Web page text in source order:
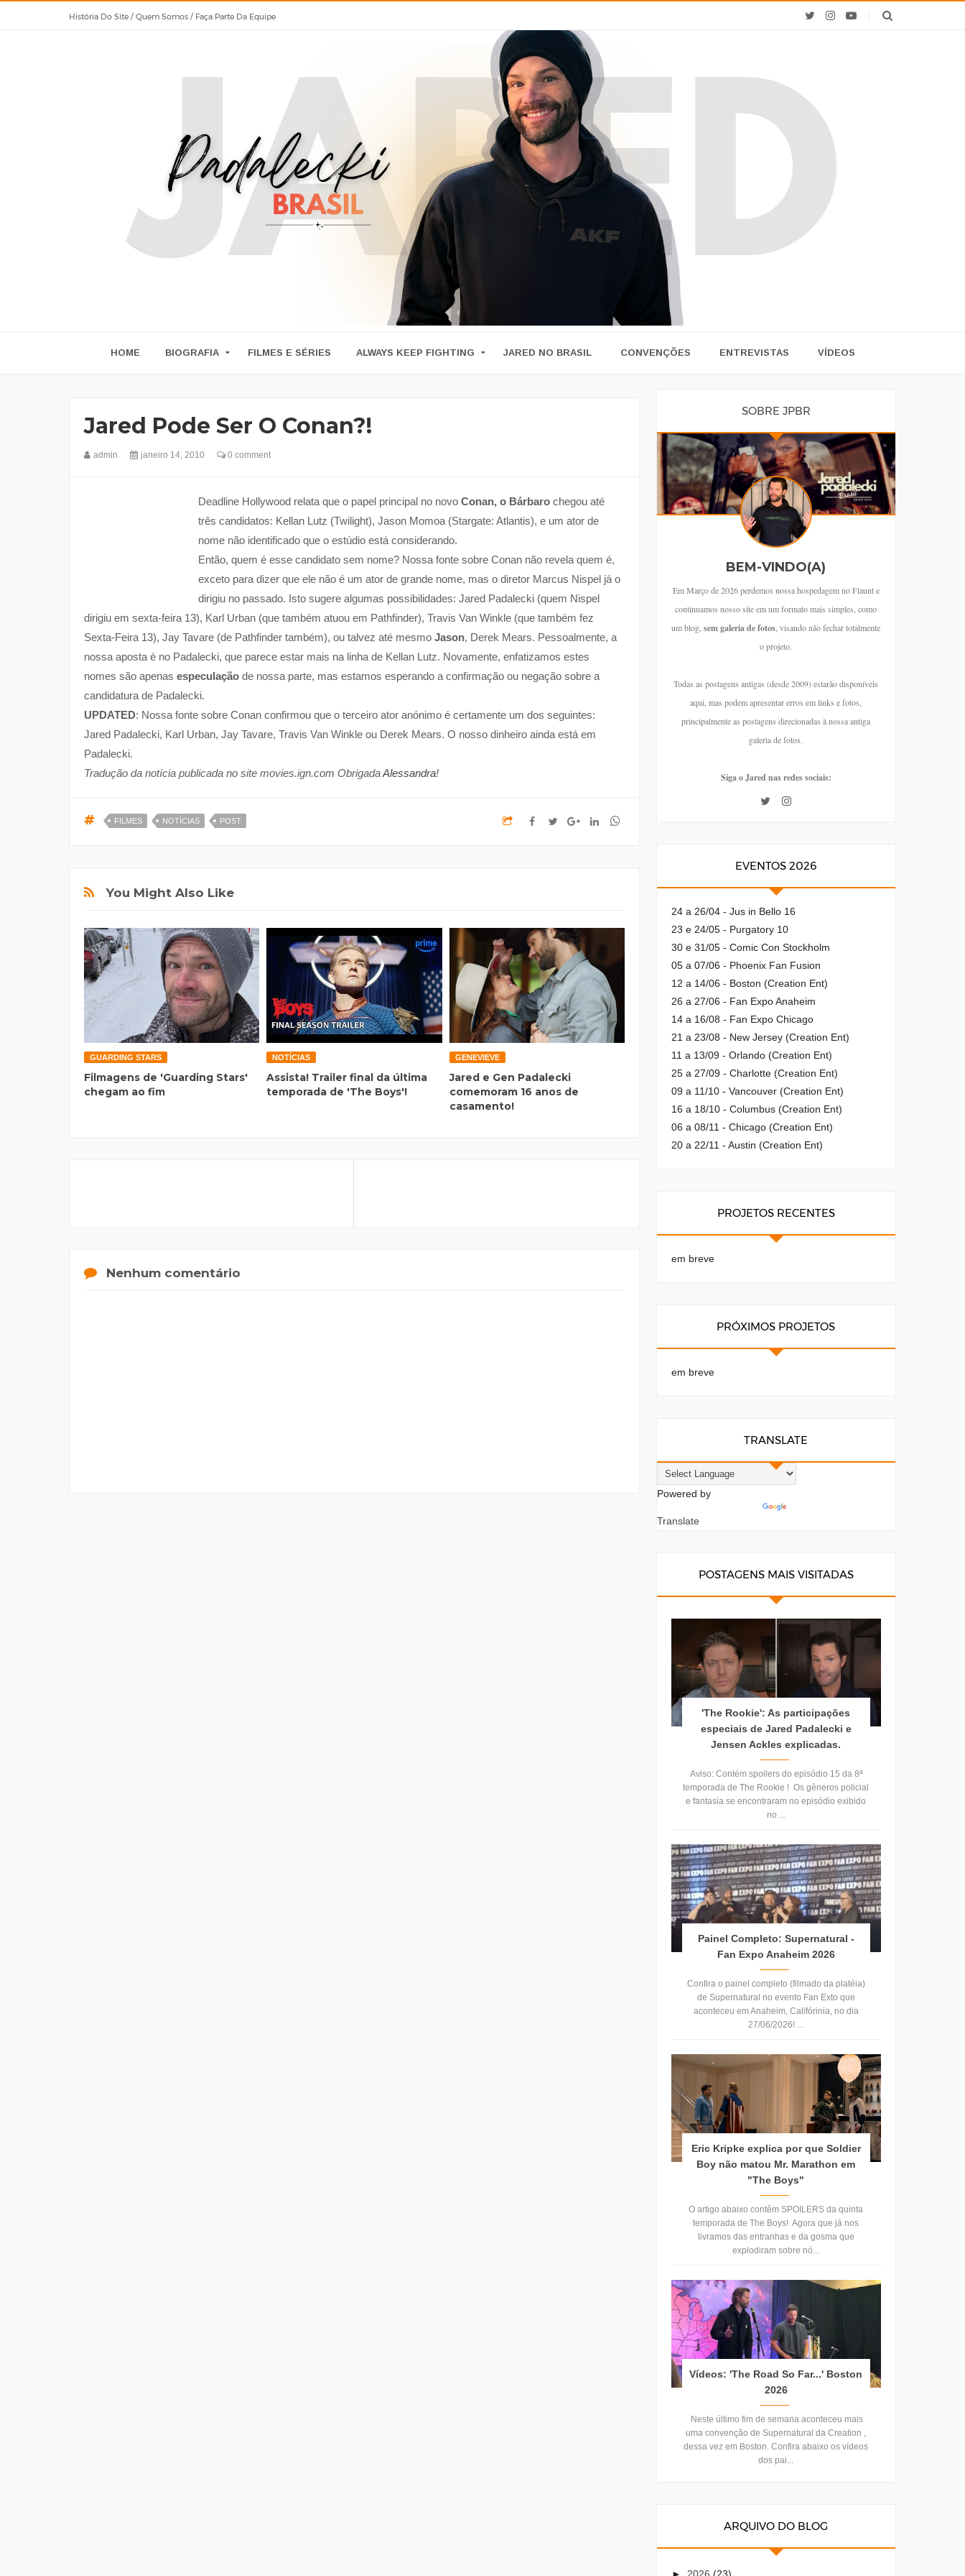
História Do Site / Quem Somos / Faça Parte Da Equipe
HOME BIOGRAFIA FILMES E SÉRIES ALWAYS KEEP FIGHTING JARED NO BRASIL CONVENÇÕES ENTREVISTAS VÍDEOS
Jared Pode Ser O Conan?!
admin janeiro 14, 2010 0 comment
Deadline Hollywood relata que o papel principal no novo Conan, o Bárbaro chegou até
três candidatos: Kellan Lutz (Twilight), Jason Momoa (Stargate: Atlantis), e um ator de
nome não identificado que o estúdio está considerando.
Então, quem é esse candidato sem nome? Nossa fonte sobre Conan não revela quem é,
exceto para dizer que ele não é um ator de grande nome, mas o diretor Marcus Nispel já o
dirigiu no passado. Isto sugere algumas possibilidades: Jared Padalecki (quem Nispel
dirigiu em sexta-feira 13), Karl Urban (que também atuou em Pathfinder), Travis Van Winkle (que também fez
Sexta-Feira 13), Jay Tavare (de Pathfinder também), ou talvez até mesmo Jason, Derek Mears. Pessoalmente, a
nossa aposta é no Padalecki, que parece estar mais na linha de Kellan Lutz. Novamente, enfatizamos estes
nomes são apenas especulação de nossa parte, mas estamos esperando a confirmação ou negação sobre a
candidatura de Padalecki.
UPDATED: Nossa fonte sobre Conan confirmou que o terceiro ator anónimo é certamente um dos seguintes:
Jared Padalecki, Karl Urban, Jay Tavare, Travis Van Winkle ou Derek Mears. O nosso dinheiro ainda está em
Padalecki.
Tradução da notícia publicada no site movies.ign.com ObrigadaAlessandra!
FILMES NOTÍCIAS POST
You Might Also Like
GUARDING STARS
Filmagens de 'Guarding Stars'
chegam ao fim
NOTÍCIAS
Assista! Trailer final da última
temporada de 'The Boys'!
GENEVIEVE
Jared e Gen Padalecki
comemoram 16 anos de
casamento!
Nenhum comentário
SOBRE JPBR
BEM-VINDO(A)
Em Março de 2026 perdemos nossa hospedagem no Flaunt e
continuamos nosso site em um formato mais simples, como
um blog,sem galeria de fotos, visando não fechar totalmente
o projeto.
Todas as postagens antigas (desde 2009) estarão disponíveis
aqui, mas podem apresentar erros em links e fotos,
principalmente as postagens direcionadas à nossa antiga
galeria de fotos.
Siga o Jared nas redes sociais:
EVENTOS 2026
24 a 26/04 - Jus in Bello 16
23 e 24/05 - Purgatory 10
30 e 31/05 - Comic Con Stockholm
05 a 07/06 - Phoenix Fan Fusion
12 a 14/06 - Boston (Creation Ent)
26 a 27/06 - Fan Expo Anaheim
14 a 16/08 - Fan Expo Chicago
21 a 23/08 - New Jersey (Creation Ent)
11 a 13/09 - Orlando (Creation Ent)
25 a 27/09 - Charlotte (Creation Ent)
09 a 11/10 - Vancouver (Creation Ent)
16 a 18/10 - Columbus (Creation Ent)
06 a 08/11 - Chicago (Creation Ent)
20 a 22/11 - Austin (Creation Ent)
PROJETOS RECENTES
em breve
PRÓXIMOS PROJETOS
em breve
TRANSLATE
Powered by
Translate
POSTAGENS MAIS VISITADAS
'The Rookie': As participações
especiais de Jared Padalecki e
Jensen Ackles explicadas.
Aviso: Contém spoilers do episódio 15 da 8ª
temporada de The Rookie ! Os gêneros policial
e fantasia se encontraram no episódio exibido
no ...
Painel Completo: Supernatural -
Fan Expo Anaheim 2026
Confira o painel completo (filmado da platéia)
de Supernatural no evento Fan Exto que
aconteceu em Anaheim, Califórinia, no dia
27/06/2026! ...
Eric Kripke explica por que Soldier
Boy não matou Mr. Marathon em
"The Boys"
O artigo abaixo contêm SPOILERS da quinta
temporada de The Boys! Agora que já nos
livramos das entranhas e da gosma que
explodiram sobre nó...
Vídeos: 'The Road So Far...' Boston
2026
Neste último fim de semana aconteceu mais
uma convenção de Supernatural da Creation ,
dessa vez em Boston. Confira abaixo os vídeos
dos pai...
ARQUIVO DO BLOG
► 2026 (23)